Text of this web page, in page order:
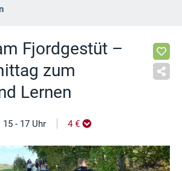
Fjordgestüt –
zum
Lernen
15 - 17 Uhr | 4 €